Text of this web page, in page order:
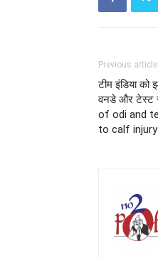
Previous article
टीम इंडिया को
वनडे और टेस्ट
of odi and
to calf